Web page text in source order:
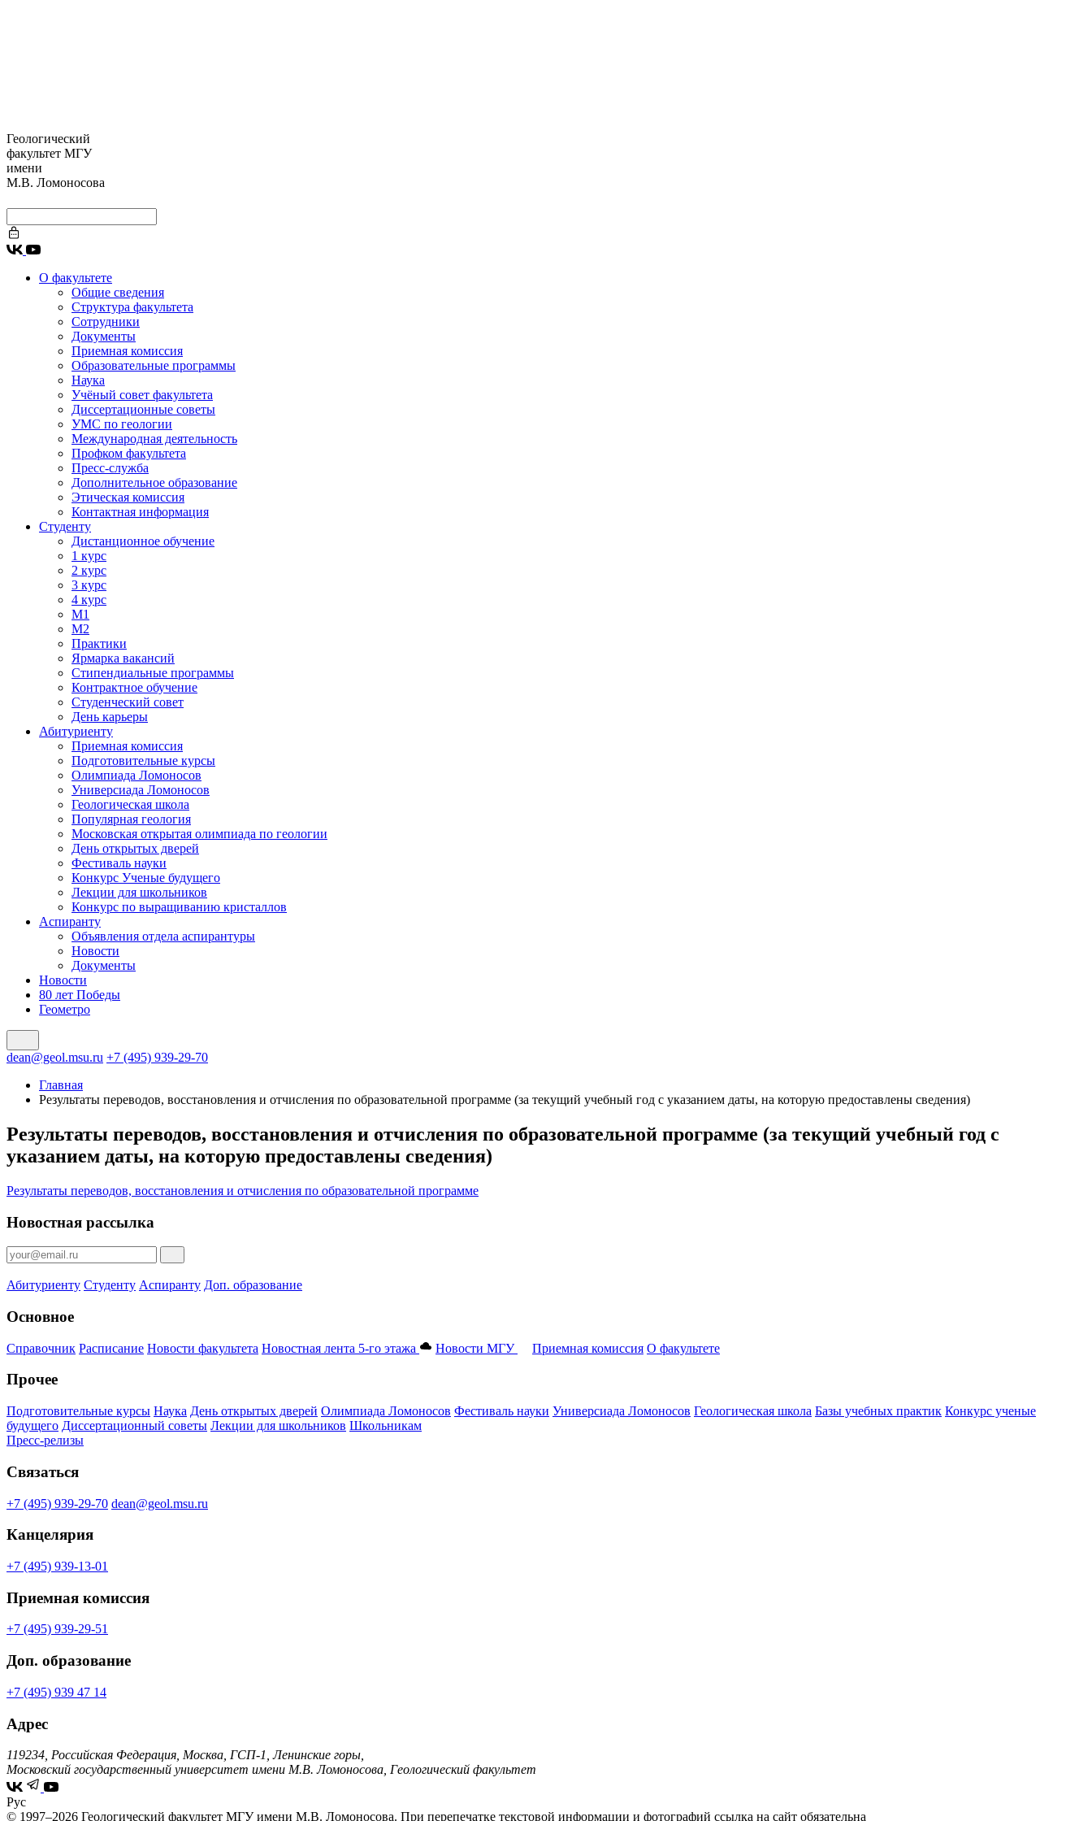
Геологический
факультет МГУ
имени
М.В. Ломоносова
О факультете
Общие сведения
Структура факультета
Сотрудники
Документы
Приемная комиссия
Образовательные программы
Наука
Учёный совет факультета
Диссертационные советы
УМС по геологии
Международная деятельность
Профком факультета
Пресс-служба
Дополнительное образование
Этическая комиссия
Контактная информация
Студенту
Дистанционное обучение
1 курс
2 курс
3 курс
4 курс
М1
М2
Практики
Ярмарка вакансий
Стипендиальные программы
Контрактное обучение
Студенческий совет
День карьеры
Абитуриенту
Приемная комиссия
Подготовительные курсы
Олимпиада Ломоносов
Универсиада Ломоносов
Геологическая школа
Популярная геология
Московская открытая олимпиада по геологии
День открытых дверей
Фестиваль науки
Конкурс Ученые будущего
Лекции для школьников
Конкурс по выращиванию кристаллов
Аспиранту
Объявления отдела аспирантуры
Новости
Документы
Новости
80 лет Победы
Геометро
dean@geol.msu.ru +7 (495) 939-29-70
Главная
Результаты переводов, восстановления и отчисления по образовательной программе (за текущий учебный год с указанием даты, на которую предоставлены сведения)
Результаты переводов, восстановления и отчисления по образовательной программе (за текущий учебный год с
указанием даты, на которую предоставлены сведения)
Результаты переводов, восстановления и отчисления по образовательной программе
Новостная рассылка
Абитуриенту Студенту Аспиранту Доп. образование
Основное
Справочник Расписание Новости факультета Новостная лента 5-го этажа Новости МГУ Приемная комиссия О факультете
Прочее
Подготовительные курсы Наука День открытых дверей Олимпиада Ломоносов Фестиваль науки Универсиада Ломоносов Геологическая школа Базы учебных практик Конкурс ученые
будущего Диссертационный советы Лекции для школьников Школьникам
Пресс-релизы
Связаться
+7 (495) 939-29-70 dean@geol.msu.ru
Канцелярия
+7 (495) 939-13-01
Приемная комиссия
+7 (495) 939-29-51
Доп. образование
+7 (495) 939 47 14
Адрес
119234, Российская Федерация, Москва, ГСП-1, Ленинские горы,
Московский государственный университет имени М.В. Ломоносова, Геологический факультет
Рус
© 1997–2026 Геологический факультет МГУ имени М.В. Ломоносова. При перепечатке текстовой информации и фотографий ссылка на сайт обязательна